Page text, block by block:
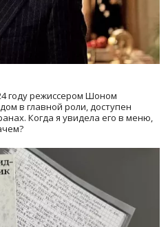
годурежиссером Шоном
в главной роли, доступен
Когда я увидела его в меню,